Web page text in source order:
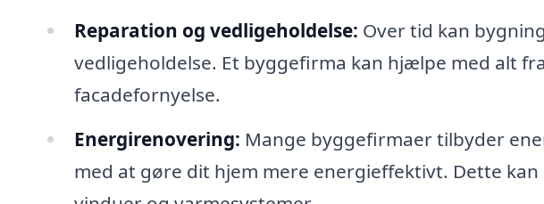
Reparation og vedligeholdelse: Over tid kan
vedligeholdelse. Et byggefirma kan hjælpe med alt
facadefornyelse.
Energirenovering: Mange byggefirmaer tilbyder
med at gøre dit hjem mere energieffektivt. Dette